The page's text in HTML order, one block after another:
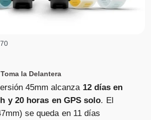
la Delantera
45mm alcanza 12 días en
y 20 horas en GPS solo. El
se queda en 11 días